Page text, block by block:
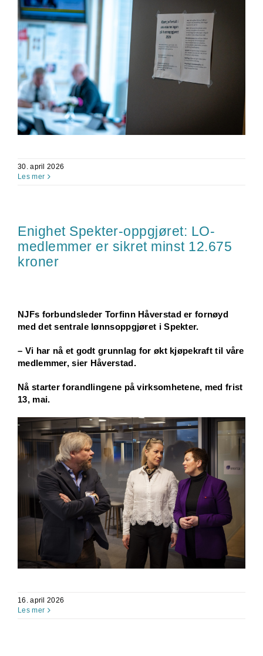
30. april 2026
Les mer
Enighet Spekter-oppgjøret: LO-
medlemmer er sikret minst 12.675
kroner
NJFs forbundsleder Torfinn Håverstad er fornøyd
med det sentrale lønnsoppgjøret i Spekter.
– Vi har nå et godt grunnlag for økt kjøpekraft til våre
medlemmer, sier Håverstad.
Nå starter forandlingene på virksomhetene, med frist
13, mai.
16. april 2026
Les mer